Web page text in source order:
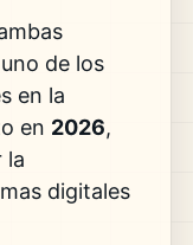
de los
en la
en 2026,
la
digitales